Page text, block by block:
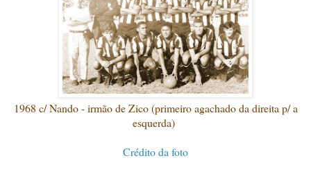
1968 c/ Nando - irmão de Zico (primeiro agachado da direita p/ a
esquerda)
Crédito da foto